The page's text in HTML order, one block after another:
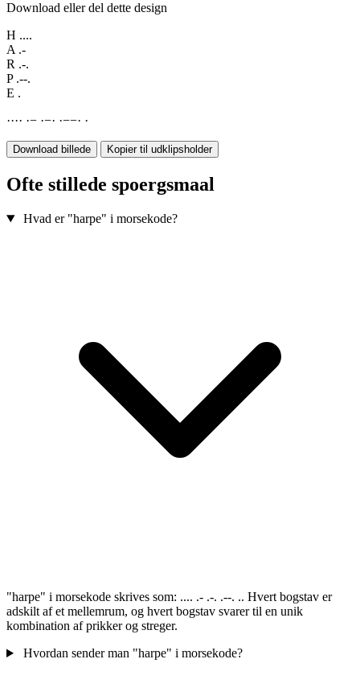
Download eller del dette design
H ....
A .-
R .-.
P .--.
E .
···· ·− ·−· ·−−· ·
Download billede Kopier til udklipsholder
Ofte stillede spoergsmaal
Hvad er "harpe" i morsekode?
"harpe" i morsekode skrives som: .... .- .-. .--. .. Hvert bogstav er
adskilt af et mellemrum, og hvert bogstav svarer til en unik
kombination af prikker og streger.
Hvordan sender man "harpe" i morsekode?